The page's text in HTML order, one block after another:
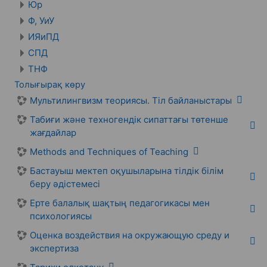
Юр
Ф, УиУ
ИЯиПД
СПД
ТНФ
Толығырақ көру
Мультилингвизм теориясы. Тіл байланыстары
Табиғи және техногендік сипаттағы төтенше
жағдайлар
Methods and Techniques of Teaching
Бастауыш мектеп оқушыларына тілдік білім
беру әдістемесі
Ерте балалық шақтың педагогикасы мен
психологиясы
Оценка воздействия на окружающую среду и
экспертиза